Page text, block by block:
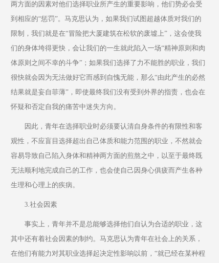
两方面的因素对他们选择职业所产生的重要影响，他们势必会受
到相应的“惩罚”。马克思认为，如果我们试图超越体质对我们的
限制，我们就是在“冒险把大厦建筑在松软的废墟上”，这会使我
们的身体垮得更快，会让我们的一生就此陷入一场“精神原则和肉
体原则之间不幸的斗争”；如果我们选择了力不能胜的职业，我们
很快就会因为无法做好它而感到自愧无能，那么“由此产生的必然
结果就是妄自菲薄”，即使最终我们没有受到外界的指责，也会在
怀疑和否定自我的痛苦中迷失方向。
因此，青年在选择职业时必须要认清自身条件的有限性和客
观性，不应盲目选择超出自己体质和能力范围的职业，不然就会
容易导致自己陷入身体和精神两方面的煎熬之中，以至于最终既
无法顺利地完成自己的工作，也会使自己因身心俱疲而产生各种
生理和心理上的疾病。
3.社会因素
事实上，青年并不是总能够选择他们自认为合适的职业，这
其中还有着社会因素的制约。马克思认为青年在社会上的关系，
在他们有能力对其职业选择起决定性影响以前，“就已经在某种程